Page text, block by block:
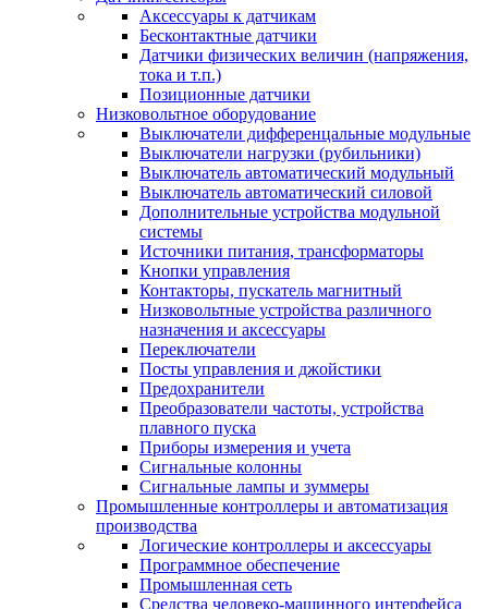
Аксессуары к датчикам
Бесконтактные датчики
Датчики физических величин (напряжения,
тока и т.п.)
Позиционные датчики
Низковольтное оборудование
Выключатели дифференцальные модульные
Выключатели нагрузки (рубильники)
Выключатель автоматический модульный
Выключатель автоматический силовой
Дополнительные устройства модульной
системы
Источники питания, трансформаторы
Кнопки управления
Контакторы, пускатель магнитный
Низковольтные устройства различного
назначения и аксессуары
Переключатели
Посты управления и джойстики
Предохранители
Преобразователи частоты, устройства
плавного пуска
Приборы измерения и учета
Сигнальные колонны
Сигнальные лампы и зуммеры
Промышленные контроллеры и автоматизация
производства
Логические контроллеры и аксессуары
Программное обеспечение
Промышленная сеть
Средства человеко-машинного интерфейса